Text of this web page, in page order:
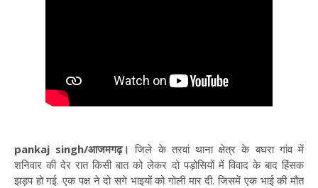
pankaj singh/आजमगढ़। जिले के तरवां थाना क्षेत्र के बघरा गांव में
शनिवार की देर रात किसी बात को लेकर दो पड़ोसियों में विवाद के बाद हिंसक
झड़प हो गई. एक पक्ष ने दो सगे भाइयों को गोली मार दी. जिसमें एक भाई की मौत